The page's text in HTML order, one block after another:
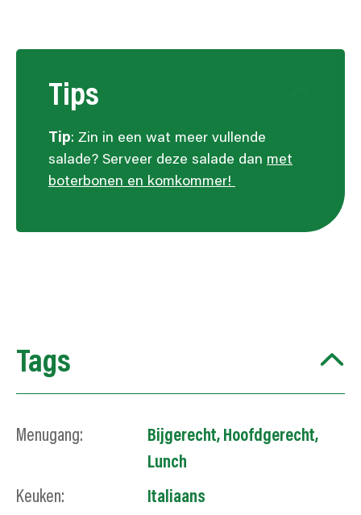
Tips
Tip: Zin in een wat meer vullende
salade? Serveer deze salade dan met
boterbonen en komkommer!
Tags
Menugang: Bijgerecht, Hoofdgerecht,
Lunch
Keuken:
Italiaans